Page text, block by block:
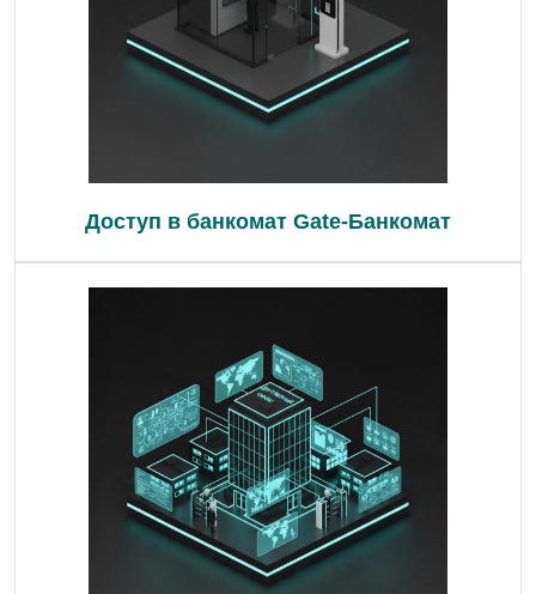
Доступ в банкомат Gate-Банкомат